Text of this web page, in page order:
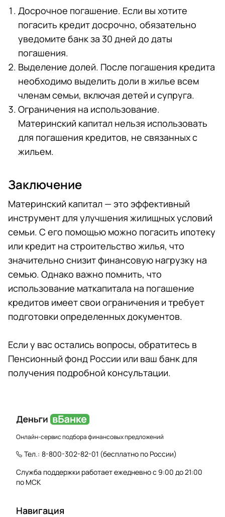
Досрочное погашение. Если вы хотите
погасить кредит досрочно, обязательно
уведомите банк за 30 дней до даты
погашения.
Выделение долей. После погашения кредита
необходимо выделить доли в жилье всем
членам семьи, включая детей и супруга.
Ограничения на использование.
Материнский капитал нельзя использовать
для погашения кредитов, не связанных с
жильем.
Заключение
Материнский капитал — это эффективный
инструмент для улучшения жилищных условий
семьи. С его помощью можно погасить ипотеку
или кредит на строительство жилья, что
значительно снизит финансовую нагрузку на
семью. Однако важно помнить, что
использование маткапитала на погашение
кредитов имеет свои ограничения и требует
подготовки определенных документов.
Если у вас остались вопросы, обратитесь в
Пенсионный фонд России или ваш банк для
получения подробной консультации.
Онлайн-сервис подбора финансовых предложений
Тел.: 8-800-302-82-01 (бесплатно по России)
Служба поддержки работает ежедневно с 9:00 до 21:00
по МСК
Навигация